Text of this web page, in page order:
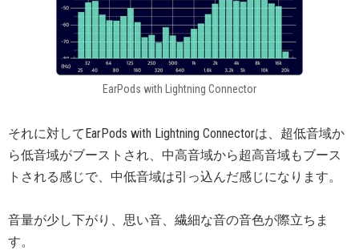
EarPods with Lightning Connector
それに対してEarPods with Lightning Connectorは、超低音域か
ら低音域がブーストされ、中高音域から超高音域もブース
トされる感じで、中低音域は引っ込んだ感じになります。
音量が少し下がり、思い音、繊細な音の音色が際立ちま
す。